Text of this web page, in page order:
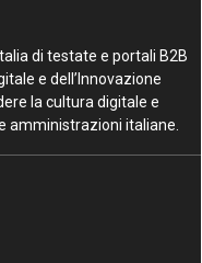
di testate e portali B2B
e dell’Innovazione
la cultura digitale e
amministrazioni italiane.